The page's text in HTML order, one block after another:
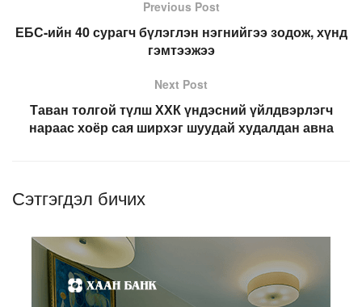
Previous Post
ЕБС-ийн 40 сурагч бүлэглэн нэгнийгээ зодож, хүнд
гэмтээжээ
Next Post
Таван толгой түлш ХХК үндэсний үйлдвэрлэгч
нараас хоёр сая ширхэг шуудай худалдан авна
Сэтгэгдэл бичих